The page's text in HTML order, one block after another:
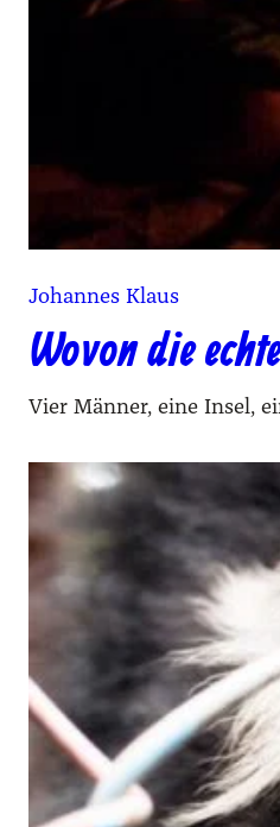
Johannes Klaus
Wovon die
Vier Männer, eine Insel,